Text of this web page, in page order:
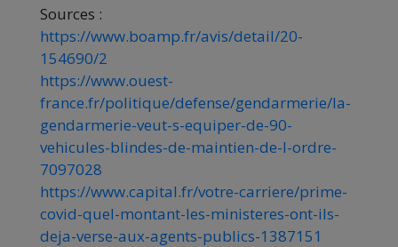
Sources :
https://www.boamp.fr/avis/detail/20-
154690/2
https://www.ouest-
france.fr/politique/defense/gendarmerie/la-
gendarmerie-veut-s-equiper-de-90-
vehicules-blindes-de-maintien-de-l-ordre-
7097028
https://www.capital.fr/votre-carriere/prime-
covid-quel-montant-les-ministeres-ont-ils-
deja-verse-aux-agents-publics-1387151